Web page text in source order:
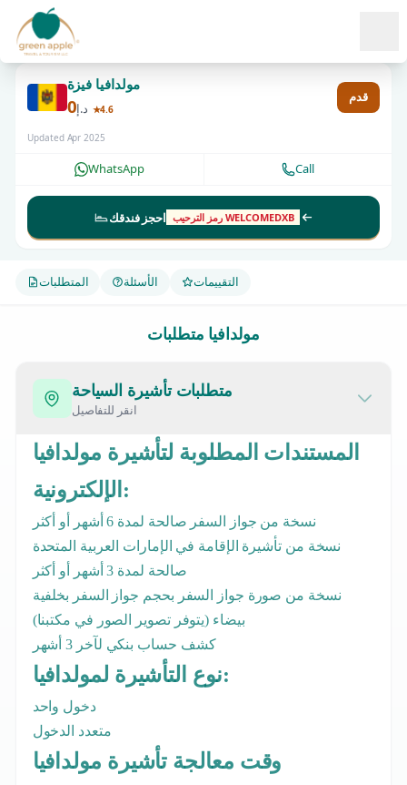
مولدافيا فيزة
0د.إ ★4.6
قدم
Updated Apr 2025
WhatsApp Call
احجز فندقك رمز الترحيب WELCOMEDXB
المتطلبات الأسئلة التقييمات
مولدافيا متطلبات
متطلبات تأشيرة السياحة
انقر للتفاصيل
المستندات المطلوبة لتأشيرة مولدافيا
الإلكترونية:
نسخة من جواز السفر صالحة لمدة 6 أشهر أو أكثر
نسخة من تأشيرة الإقامة في الإمارات العربية المتحدة
صالحة لمدة 3 أشهر أو أكثر
نسخة من صورة جواز السفر بحجم جواز السفر بخلفية
بيضاء (يتوفر تصوير الصور في مكتبنا)
كشف حساب بنكي لآخر 3 أشهر
نوع التأشيرة لمولدافيا:
دخول واحد
متعدد الدخول
وقت معالجة تأشيرة مولدافيا